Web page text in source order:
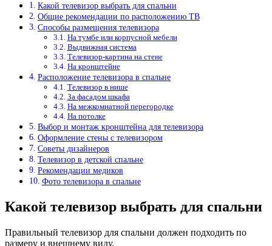
Какой телевизор выбрать для спальни
Общие рекомендации по расположению ТВ
Способы размещения телевизора
На тумбе или корпусной мебели
Выдвижная система
Телевизор-картина на стене
На кронштейне
Расположение телевизора в спальне
Телевизор в нише
За фасадом шкафа
На межкомнатной перегородке
На потолке
Выбор и монтаж кронштейна для телевизора
Оформление стены с телевизором
Советы дизайнеров
Телевизор в детской спальне
Рекомендации медиков
Фото телевизора в спальне
Какой телевизор выбрать для спальни
Правильный телевизор для спальни должен подходить по
размеру и внешнему виду.